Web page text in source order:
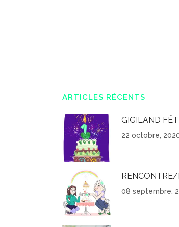
ARTICLES RÉCENTS
GIGILAND
22 octobre,
08 septembre,